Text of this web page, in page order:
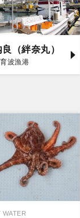
（絆奈丸）
波漁港
WATER